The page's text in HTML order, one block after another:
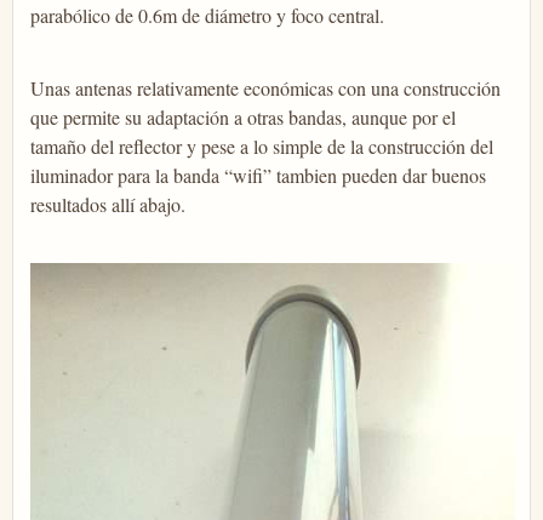
parabólico de 0.6m de diámetro y foco central.
Unas antenas relativamente económicas con una construcción
que permite su adaptación a otras bandas, aunque por el
tamaño del reflector y pese a lo simple de la construcción del
iluminador para la banda “wifi” tambien pueden dar buenos
resultados allí abajo.